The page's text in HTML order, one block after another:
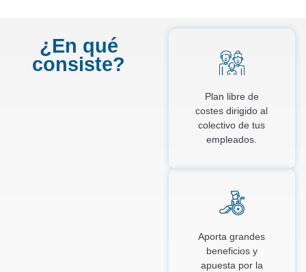
¿En qué
consiste?
Plan libre de
costes dirigido al
colectivo de tus
empleados.
Aporta grandes
beneficios y
apuesta por la